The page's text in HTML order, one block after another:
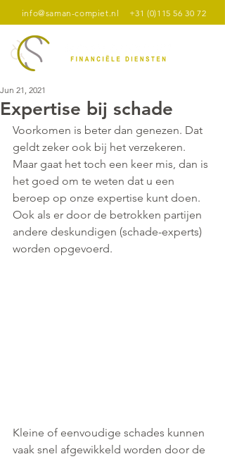
info@saman-compiet.nl +31 (0)115 56 30 72
Expertise bij schade
Jun 21, 2021
Voorkomen is beter dan genezen. Dat
geldt zeker ook bij het verzekeren.
Maar gaat het toch een keer mis, dan is
het goed om te weten dat u een
beroep op onze expertise kunt doen.
Ook als er door de betrokken partijen
andere deskundigen (schade-experts)
worden opgevoerd.
Kleine of eenvoudige schades kunnen
vaak snel afgewikkeld worden door de